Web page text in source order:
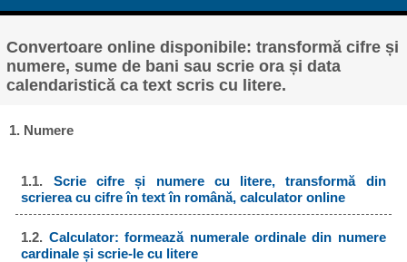
Convertoare online disponibile: transformă cifre și
numere, sume de bani sau scrie ora și data
calendaristică ca text scris cu litere.
1. Numere
1.1. Scrie cifre și numere cu litere, transformă din
scrierea cu cifre în text în română, calculator online
1.2. Calculator: formează numerale ordinale din numere
cardinale și scrie-le cu litere